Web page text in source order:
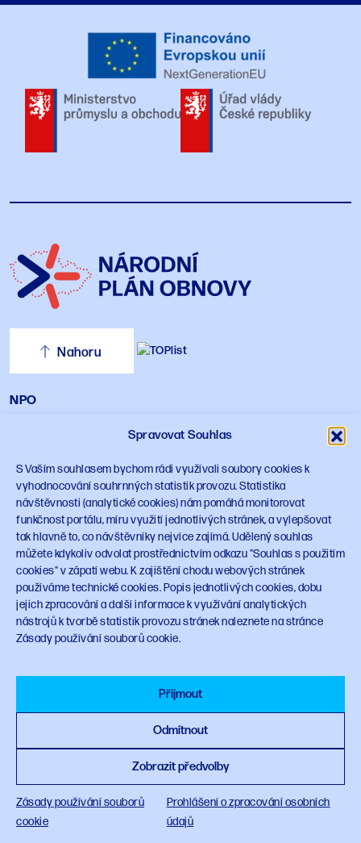
Spravovat Souhlas
S Vaším souhlasem bychom rádi využívali soubory cookies k
vyhodnocování souhrnných statistik provozu. Statistika
návštěvnosti (analytické cookies) nám pomáhá monitorovat
funkčnost portálu, míru využití jednotlivých stránek, a vylepšovat
tak hlavně to, co návštěvníky nejvíce zajímá. Udělený souhlas
můžete kdykoliv odvolat prostřednictvím odkazu "Souhlas s použitím
cookies" v zápatí webu. K zajištění chodu webových stránek
používáme technické cookies. Popis jednotlivých cookies, dobu
jejich zpracování a další informace k využívání analytických
nástrojů k tvorbě statistik provozu stránek naleznete na stránce
Zásady používání souborů cookie.
Přijmout
Odmítnout
Zobrazit předvolby
Zásady používání souborů
cookie
Prohlášení o zpracování osobních
údajů
Aktuality
Pilíře a komponenty
Kontakt
Zpracování osobních údajů
Zásady používání cookies
Souhlas s použitím cookies
Odkazy
mpo.gov.cz
vlada.gov.cz
Design manuál
Nahoru